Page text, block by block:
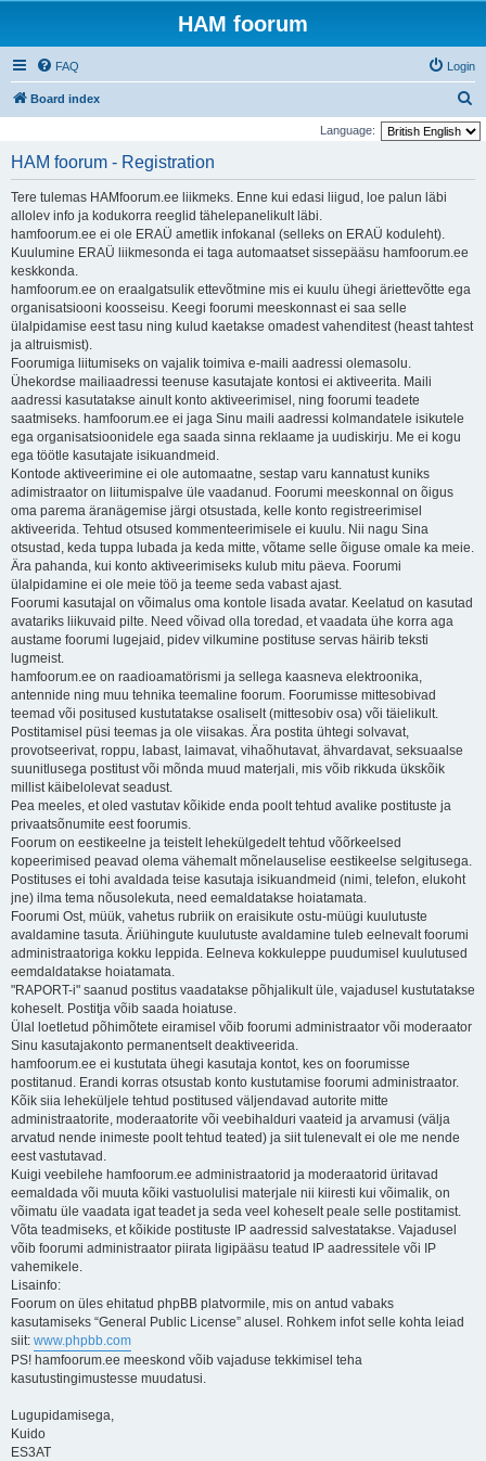
HAM foorum
FAQ Login
Board index
e
Language:
HAM foorum - Registration
Tere tulemas HAMfoorum.ee liikmeks. Enne kui edasi liigud, loe palun läbi
allolev info ja kodukorra reeglid tähelepanelikult läbi.
hamfoorum.ee ei ole ERAÜ ametlik infokanal (selleks on ERAÜ koduleht).
Kuulumine ERAÜ liikmesonda ei taga automaatset sissepääsu hamfoorum.ee
keskkonda.
hamfoorum.ee on eraalgatsulik ettevõtmine mis ei kuulu ühegi äriettevõtte ega
organisatsiooni koosseisu. Keegi foorumi meeskonnast ei saa selle
ülalpidamise eest tasu ning kulud kaetakse omadest vahenditest (heast tahtest
ja altruismist).
Foorumiga liitumiseks on vajalik toimiva e-maili aadressi olemasolu.
Ühekordse mailiaadressi teenuse kasutajate kontosi ei aktiveerita. Maili
aadressi kasutatakse ainult konto aktiveerimisel, ning foorumi teadete
saatmiseks. hamfoorum.ee ei jaga Sinu maili aadressi kolmandatele isikutele
ega organisatsioonidele ega saada sinna reklaame ja uudiskirju. Me ei kogu
ega töötle kasutajate isikuandmeid.
Kontode aktiveerimine ei ole automaatne, sestap varu kannatust kuniks
adimistraator on liitumispalve üle vaadanud. Foorumi meeskonnal on õigus
oma parema äranägemise järgi otsustada, kelle konto registreerimisel
aktiveerida. Tehtud otsused kommenteerimisele ei kuulu. Nii nagu Sina
otsustad, keda tuppa lubada ja keda mitte, võtame selle õiguse omale ka meie.
Ära pahanda, kui konto aktiveerimiseks kulub mitu päeva. Foorumi
ülalpidamine ei ole meie töö ja teeme seda vabast ajast.
Foorumi kasutajal on võimalus oma kontole lisada avatar. Keelatud on kasutad
avatariks liikuvaid pilte. Need võivad olla toredad, et vaadata ühe korra aga
austame foorumi lugejaid, pidev vilkumine postituse servas häirib teksti
lugmeist.
hamfoorum.ee on raadioamatörismi ja sellega kaasneva elektroonika,
antennide ning muu tehnika teemaline foorum. Foorumisse mittesobivad
teemad või positused kustutatakse osaliselt (mittesobiv osa) või täielikult.
Postitamisel püsi teemas ja ole viisakas. Ära postita ühtegi solvavat,
provotseerivat, roppu, labast, laimavat, vihaõhutavat, ähvardavat, seksuaalse
suunitlusega postitust või mõnda muud materjali, mis võib rikkuda ükskõik
millist käibelolevat seadust.
Pea meeles, et oled vastutav kõikide enda poolt tehtud avalike postituste ja
privaatsõnumite eest foorumis.
Foorum on eestikeelne ja teistelt lehekülgedelt tehtud võõrkeelsed
kopeerimised peavad olema vähemalt mõnelauselise eestikeelse selgitusega.
Postituses ei tohi avaldada teise kasutaja isikuandmeid (nimi, telefon, elukoht
jne) ilma tema nõusolekuta, need eemaldatakse hoiatamata.
Foorumi Ost, müük, vahetus rubriik on eraisikute ostu-müügi kuulutuste
avaldamine tasuta. Äriühingute kuulutuste avaldamine tuleb eelnevalt foorumi
administraatoriga kokku leppida. Eelneva kokkuleppe puudumisel kuulutused
eemdaldatakse hoiatamata.
"RAPORT-i" saanud postitus vaadatakse põhjalikult üle, vajadusel kustutatakse
koheselt. Postitja võib saada hoiatuse.
Ülal loetletud põhimõtete eiramisel võib foorumi administraator või moderaator
Sinu kasutajakonto permanentselt deaktiveerida.
hamfoorum.ee ei kustutata ühegi kasutaja kontot, kes on foorumisse
postitanud. Erandi korras otsustab konto kustutamise foorumi administraator.
Kõik siia leheküljele tehtud postitused väljendavad autorite mitte
administraatorite, moderaatorite või veebihalduri vaateid ja arvamusi (välja
arvatud nende inimeste poolt tehtud teated) ja siit tulenevalt ei ole me nende
eest vastutavad.
Kuigi veebilehe hamfoorum.ee administraatorid ja moderaatorid üritavad
eemaldada või muuta kõiki vastuolulisi materjale nii kiiresti kui võimalik, on
võimatu üle vaadata igat teadet ja seda veel koheselt peale selle postitamist.
Võta teadmiseks, et kõikide postituste IP aadressid salvestatakse. Vajadusel
võib foorumi administraator piirata ligipääsu teatud IP aadressitele või IP
vahemikele.
Lisainfo:
Foorum on üles ehitatud phpBB platvormile, mis on antud vabaks
kasutamiseks “General Public License” alusel. Rohkem infot selle kohta leiad
siit: www.phpbb.com
PS! hamfoorum.ee meeskond võib vajaduse tekkimisel teha
kasutustingimustesse muudatusi.
Lugupidamisega,
Kuido
ES3AT